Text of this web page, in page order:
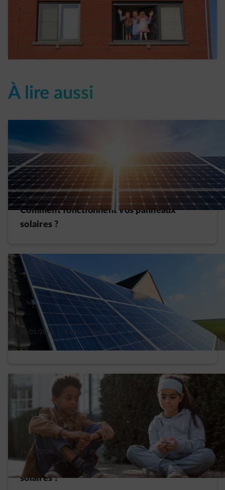
«Nos panneaux photovoltaïques ? Un
investissement pour le futur !»
À lire aussi
01/03/2024 2 min. Paul D.
Comment fonctionnent vos panneaux
solaires ?
20/01/2023 4 min. Paul D.
Quel type de panneaux solaires choisir ?
16/07/2020 Paul D.
Quelle sera la rentabilité de vos panneaux
solaires ?